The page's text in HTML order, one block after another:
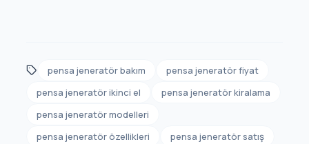
pensa jeneratör bakım
pensa jeneratör fiyat
pensa jeneratör ikinci el
pensa jeneratör kiralama
pensa jeneratör modelleri
pensa jeneratör özellikleri
pensa jeneratör satış